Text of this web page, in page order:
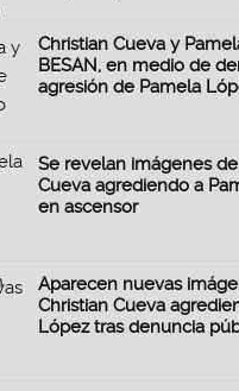
Christian Cueva y
BESAN, en medio de
agresión de Pamela
Se revelan imágenes
Cueva agrediendo a
en ascensor
Aparecen nuevas
Christian Cueva
López tras denuncia